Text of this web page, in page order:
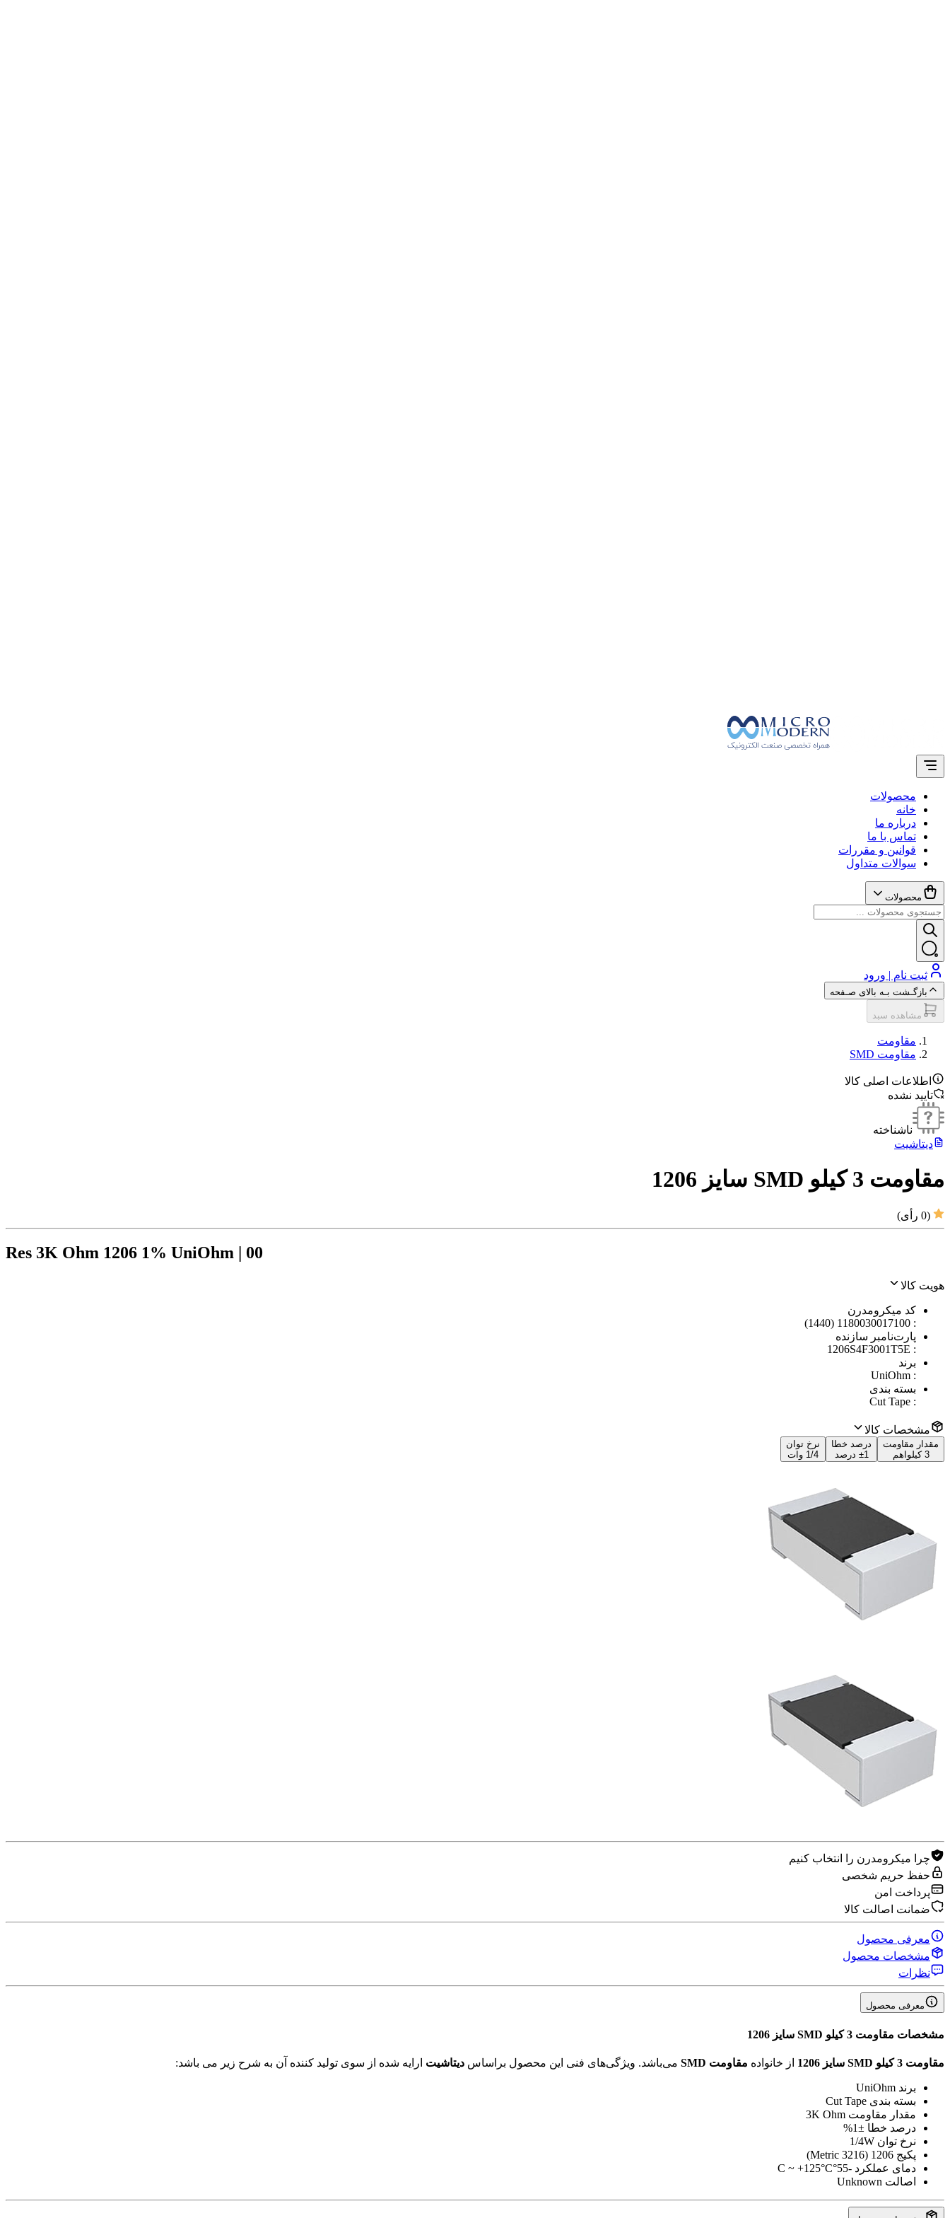
محصولات
خانه
درباره ما
تماس با ما
قوانین و مقررات
سوالات متداول
محصولات
ثبت نام | ورود
بازگـشت بـه بالای صـفحه
مشاهده سبد
مقاومت‌
مقاومت SMD
اطلاعات اصلی کالا
تایید نشده
ناشناخته
دیتاشیت
مقاومت 3 کیلو SMD سایز 1206
(
0 رأی)
Res 3K Ohm 1206 1% UniOhm | 00
هویت کالا
کد میکرومدرن
:
1180030017100 (1440)
پارت‌نامبر سازنده
:
1206S4F3001T5E
برند
:
UniOhm
بسته بندی
:
Cut Tape
مشخصات کالا
مقدار مقاومت
3 کیلواهم
درصد خطا
±1 درصد
نرخ توان
1/4 وات
چرا میکرومدرن را انتخاب کنیم
حفظ حریم شخصی
پرداخت امن
ضمانت اصالت کالا
معرفی محصول
مشخصات محصول
نظرات
معرفی محصول
مشخصات مقاومت 3 کیلو SMD سایز 1206
مقاومت 3 کیلو SMD سایز 1206 از خانواده مقاومت SMD می‌باشد. ویژگی‌های فنی این محصول براساس دیتاشیت ارایه شده از سوی تولید کننده آن به شرح زیر می باشد:
برند UniOhm
بسته بندی Cut Tape
مقدار مقاومت 3K Ohm
درصد خطا ±1%
نرخ توان 1/4W
پکیج 1206 (3216 Metric)
دمای عملکرد -55°C ~ +125°C
اصالت Unknown